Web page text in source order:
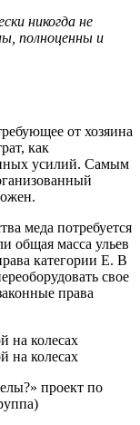
никогда не
полноценны и
от хозяина
как
усилий. Самым
меда потребуется
общая масса ульев
категории Е. В
свое
права
проект по